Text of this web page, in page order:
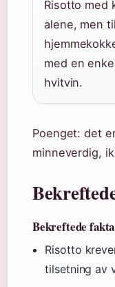
Risotto med
alene, men
med en
hvitvin.
Poenget: det
minneverdig,
Bekreftede fakta
Risotto
tilsetning av